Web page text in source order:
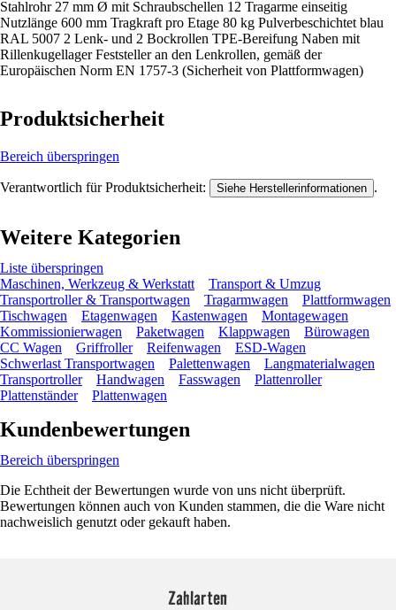
Stahlrohr 27 mm Ø mit Schraubschellen 12 Tragarme einseitig
Nutzlänge 600 mm Tragkraft pro Etage 80 kg Pulverbeschichtet blau
RAL 5007 2 Lenk- und 2 Bockrollen TPE-Bereifung Naben mit
Rillenkugellager Feststeller an den Lenkrollen, gemäß der
Europäischen Norm EN 1757-3 (Sicherheit von Plattformwagen)
Produktsicherheit
Bereich überspringen
Verantwortlich für Produktsicherheit: Siehe Herstellerinformationen .
Weitere Kategorien
Liste überspringen
Maschinen, Werkzeug & Werkstatt
Transport & Umzug
Transportroller & Transportwagen
Tragarmwagen
Plattformwagen
Tischwagen
Etagenwagen Kastenwagen
Montagewagen
Kommissionierwagen
Paketwagen Klappwagen
Bürowagen
CC Wagen
Griffroller Reifenwagen
ESD-Wagen
Schwerlast Transportwagen
Palettenwagen
Langmaterialwagen
Transportroller
Handwagen Fasswagen
Plattenroller
Plattenständer
Plattenwagen
Kundenbewertungen
Bereich überspringen
Die Echtheit der Bewertungen wurde von uns nicht überprüft.
Bewertungen können auch von Kunden stammen, die die Ware nicht
nachweislich genutzt oder gekauft haben.
Zahlarten